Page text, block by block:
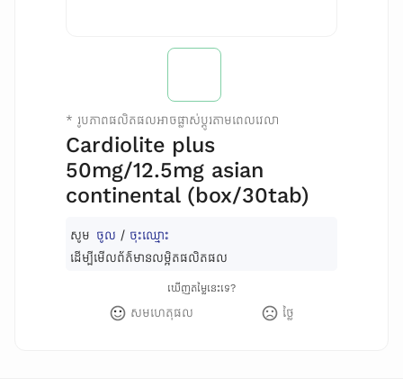
* រូបភាពផលិតផលអាចផ្លាស់ប្តូរតាមពេលវេលា
Cardiolite plus
50mg/12.5mg asian
continental (box/30tab)
សូម ចូល / ចុះឈ្មោះ
ដើម្បីមើលព័ត៌មានលម្អិតផលិតផល
ឃើញតម្លៃនេះទេ?
សមហេតុផល ថ្លៃ